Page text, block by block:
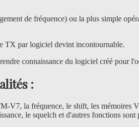
de fréquence) ou la plus simple
TX par logiciel devint incontournable.
connaissance du logiciel créé pour
:
V7, la fréquence, le shift, les mémoires
le squelch et d'autres fonctions sont